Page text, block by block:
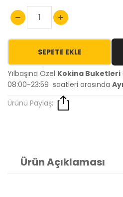
SEPETE EKLE
Yılbaşına Özel Kokina Buketleri
08:00-23:59 saatleri arasında
Ürünü Paylaş:
Ürün Açıklaması